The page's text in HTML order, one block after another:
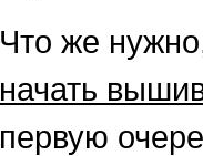
Что же
начать
первую